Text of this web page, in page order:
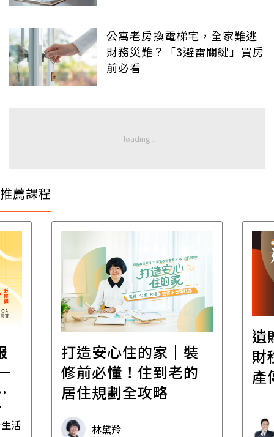
公寓老房換電梯宅，全家難逃
財務災難？「3避雷關鍵」買房
前必看
推薦課程
活
打造安心住的家｜裝
修前必懂！住到老的
居住規劃全攻略
林黛羚
遺
財
產